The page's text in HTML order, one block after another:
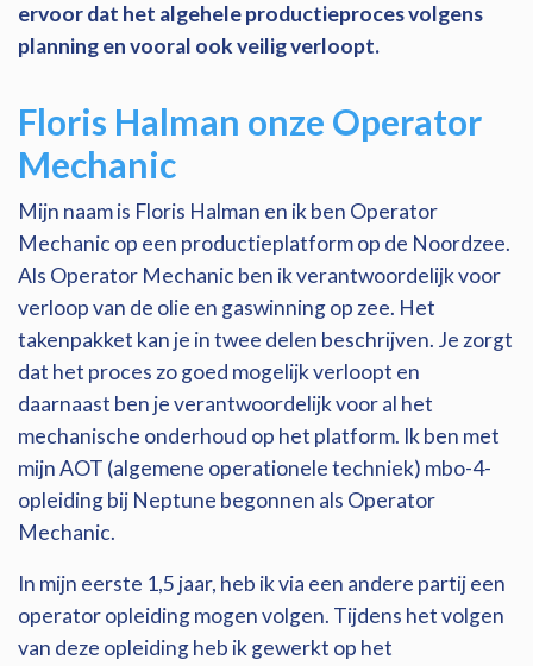
ervoor dat het algehele productieproces volgens
planning en vooral ook veilig verloopt.
Floris Halman onze Operator
Mechanic
Mijn naam is Floris Halman en ik ben Operator
Mechanic op een productieplatform op de Noordzee.
Als Operator Mechanic ben ik verantwoordelijk voor
verloop van de olie en gaswinning op zee. Het
takenpakket kan je in twee delen beschrijven. Je zorgt
dat het proces zo goed mogelijk verloopt en
daarnaast ben je verantwoordelijk voor al het
mechanische onderhoud op het platform. Ik ben met
mijn AOT (algemene operationele techniek) mbo-4-
opleiding bij Neptune begonnen als Operator
Mechanic.
In mijn eerste 1,5 jaar, heb ik via een andere partij een
operator opleiding mogen volgen. Tijdens het volgen
van deze opleiding heb ik gewerkt op het